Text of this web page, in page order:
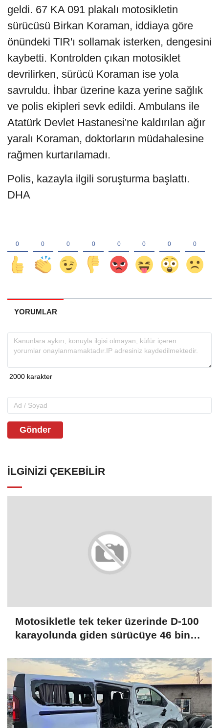
geldi. 67 KA 091 plakalı motosikletin
sürücüsü Birkan Koraman, iddiaya göre
önündeki TIR'ı sollamak isterken, dengesini
kaybetti. Kontrolden çıkan motosiklet
devrilirken, sürücü Koraman ise yola
savruldu. İhbar üzerine kaza yerine sağlık
ve polis ekipleri sevk edildi. Ambulans ile
Atatürk Devlet Hastanesi'ne kaldırılan ağır
yaralı Koraman, doktorların müdahalesine
rağmen kurtarılamadı.
Polis, kazayla ilgili soruşturma başlattı.
DHA
YORUMLAR
Gönder
İLGINIZI ÇEKEBILIR
Motosikletle tek teker üzerinde D-100
karayolunda giden sürücüye 46 bin